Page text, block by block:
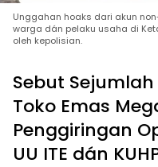
Unggahan hoaks dari akun
warga dán pelaku usaha di
oleh kepolisian.
Sebut
Toko Emas
Penggiringan
UU ITE dán